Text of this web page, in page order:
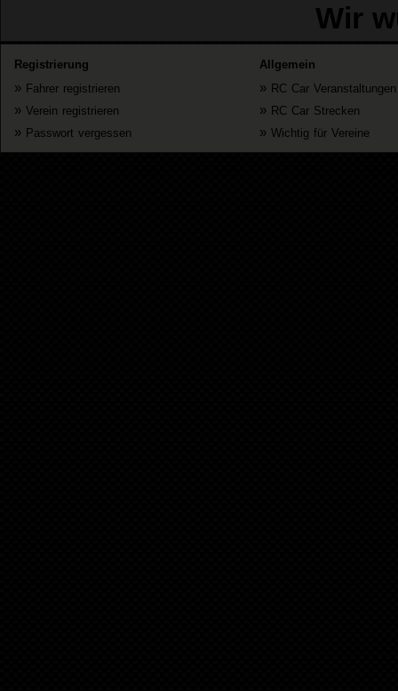
Wir
Registrierung
» Fahrer registrieren
» Verein registrieren
» Passwort vergessen
Allgemein
» RC Car Veranstaltungen
» RC Car Strecken
» Wichtig für Vereine